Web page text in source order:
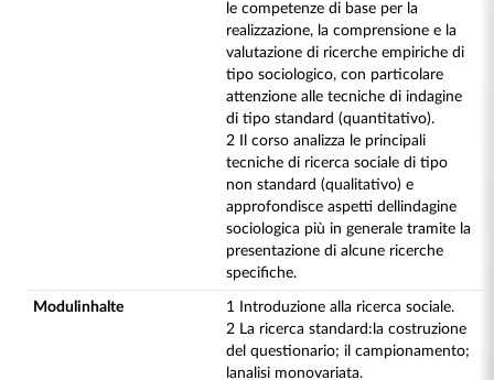
le competenze di base per la
realizzazione, la comprensione e la
valutazione di ricerche empiriche di
tipo sociologico, con particolare
attenzione alle tecniche di indagine
di tipo standard (quantitativo).
2 Il corso analizza le principali
tecniche di ricerca sociale di tipo
non standard (qualitativo) e
approfondisce aspetti dellindagine
sociologica più in generale tramite la
presentazione di alcune ricerche
specifiche.
Modulinhalte
1 Introduzione alla ricerca sociale.
2 La ricerca standard:la costruzione
del questionario; il campionamento;
lanalisi monovariata.